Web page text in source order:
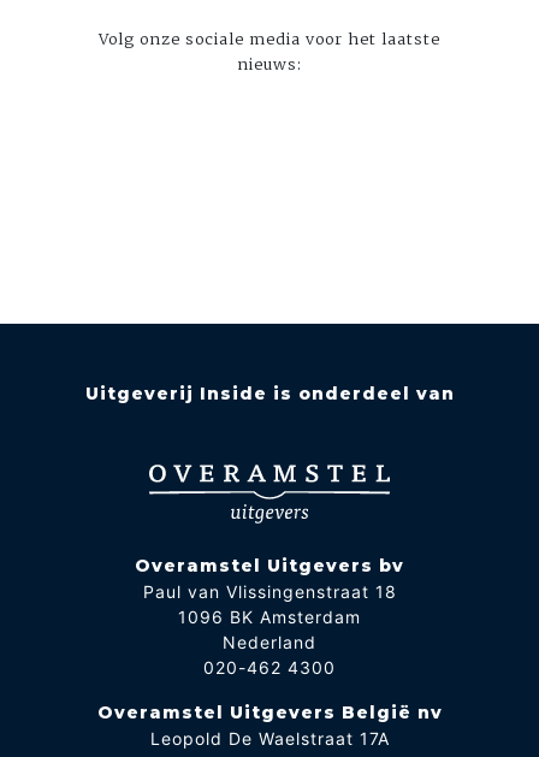
Volg onze sociale media voor het laatste
nieuws:
Uitgeverij Inside is onderdeel van
Overamstel Uitgevers bv
Paul van Vlissingenstraat 18
1096 BK Amsterdam
Nederland
020-462 4300
Overamstel Uitgevers België nv
Leopold De Waelstraat 17A